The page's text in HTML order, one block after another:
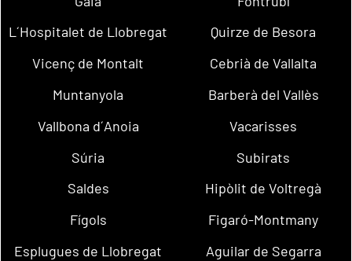
L´Hospitalet de Llobregat
Quirze de Besora
Vicenç de Montalt
Cebrià de Vallalta
Muntanyola
Barberà del Vallès
Vallbona d´Anoia
Vacarisses
Súria
Subirats
Saldes
Hipòlit de Voltregà
Fígols
Figaró-Montmany
Esplugues de Llobregat
Aguilar de Segarra